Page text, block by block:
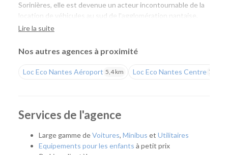
Sorinières, elle est devenue un acteur incontournable de la
location de véhicules au sud de l'agglomération nantaise,
aussi bien pour les particuliers que pour les professionnels.
professionnels
Que vous prépariez un déplacement professionnel, un
quelques jours ou plusieurs mois, notre agence vous
accompagne avec une solution adaptée. Elle répond
entreprises grâce à une offre complète de location courte,
moyenne et longue durée.
Lire la suite
Nos autres agences à proximité
Loc Eco Nantes Aéroport 5,4 km Loc Eco Nantes Centre 7,7 km
Services de l'agence
Large gamme deVoitures, Minibus et Utilitaires
Equipements pour les enfants à petit prix